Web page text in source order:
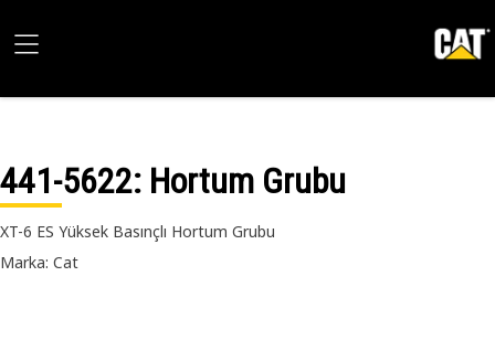
441-5622: Hortum Grubu
XT-6 ES Yüksek Basınçlı Hortum Grubu
Marka: Cat